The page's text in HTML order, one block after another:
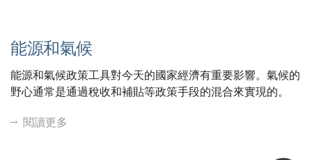
能源和氣候
能源和氣候政策工具對今天的國家經濟有重要影響。氣候的
野心通常是通過稅收和補貼等政策手段的混合來實現的。
閱讀更多